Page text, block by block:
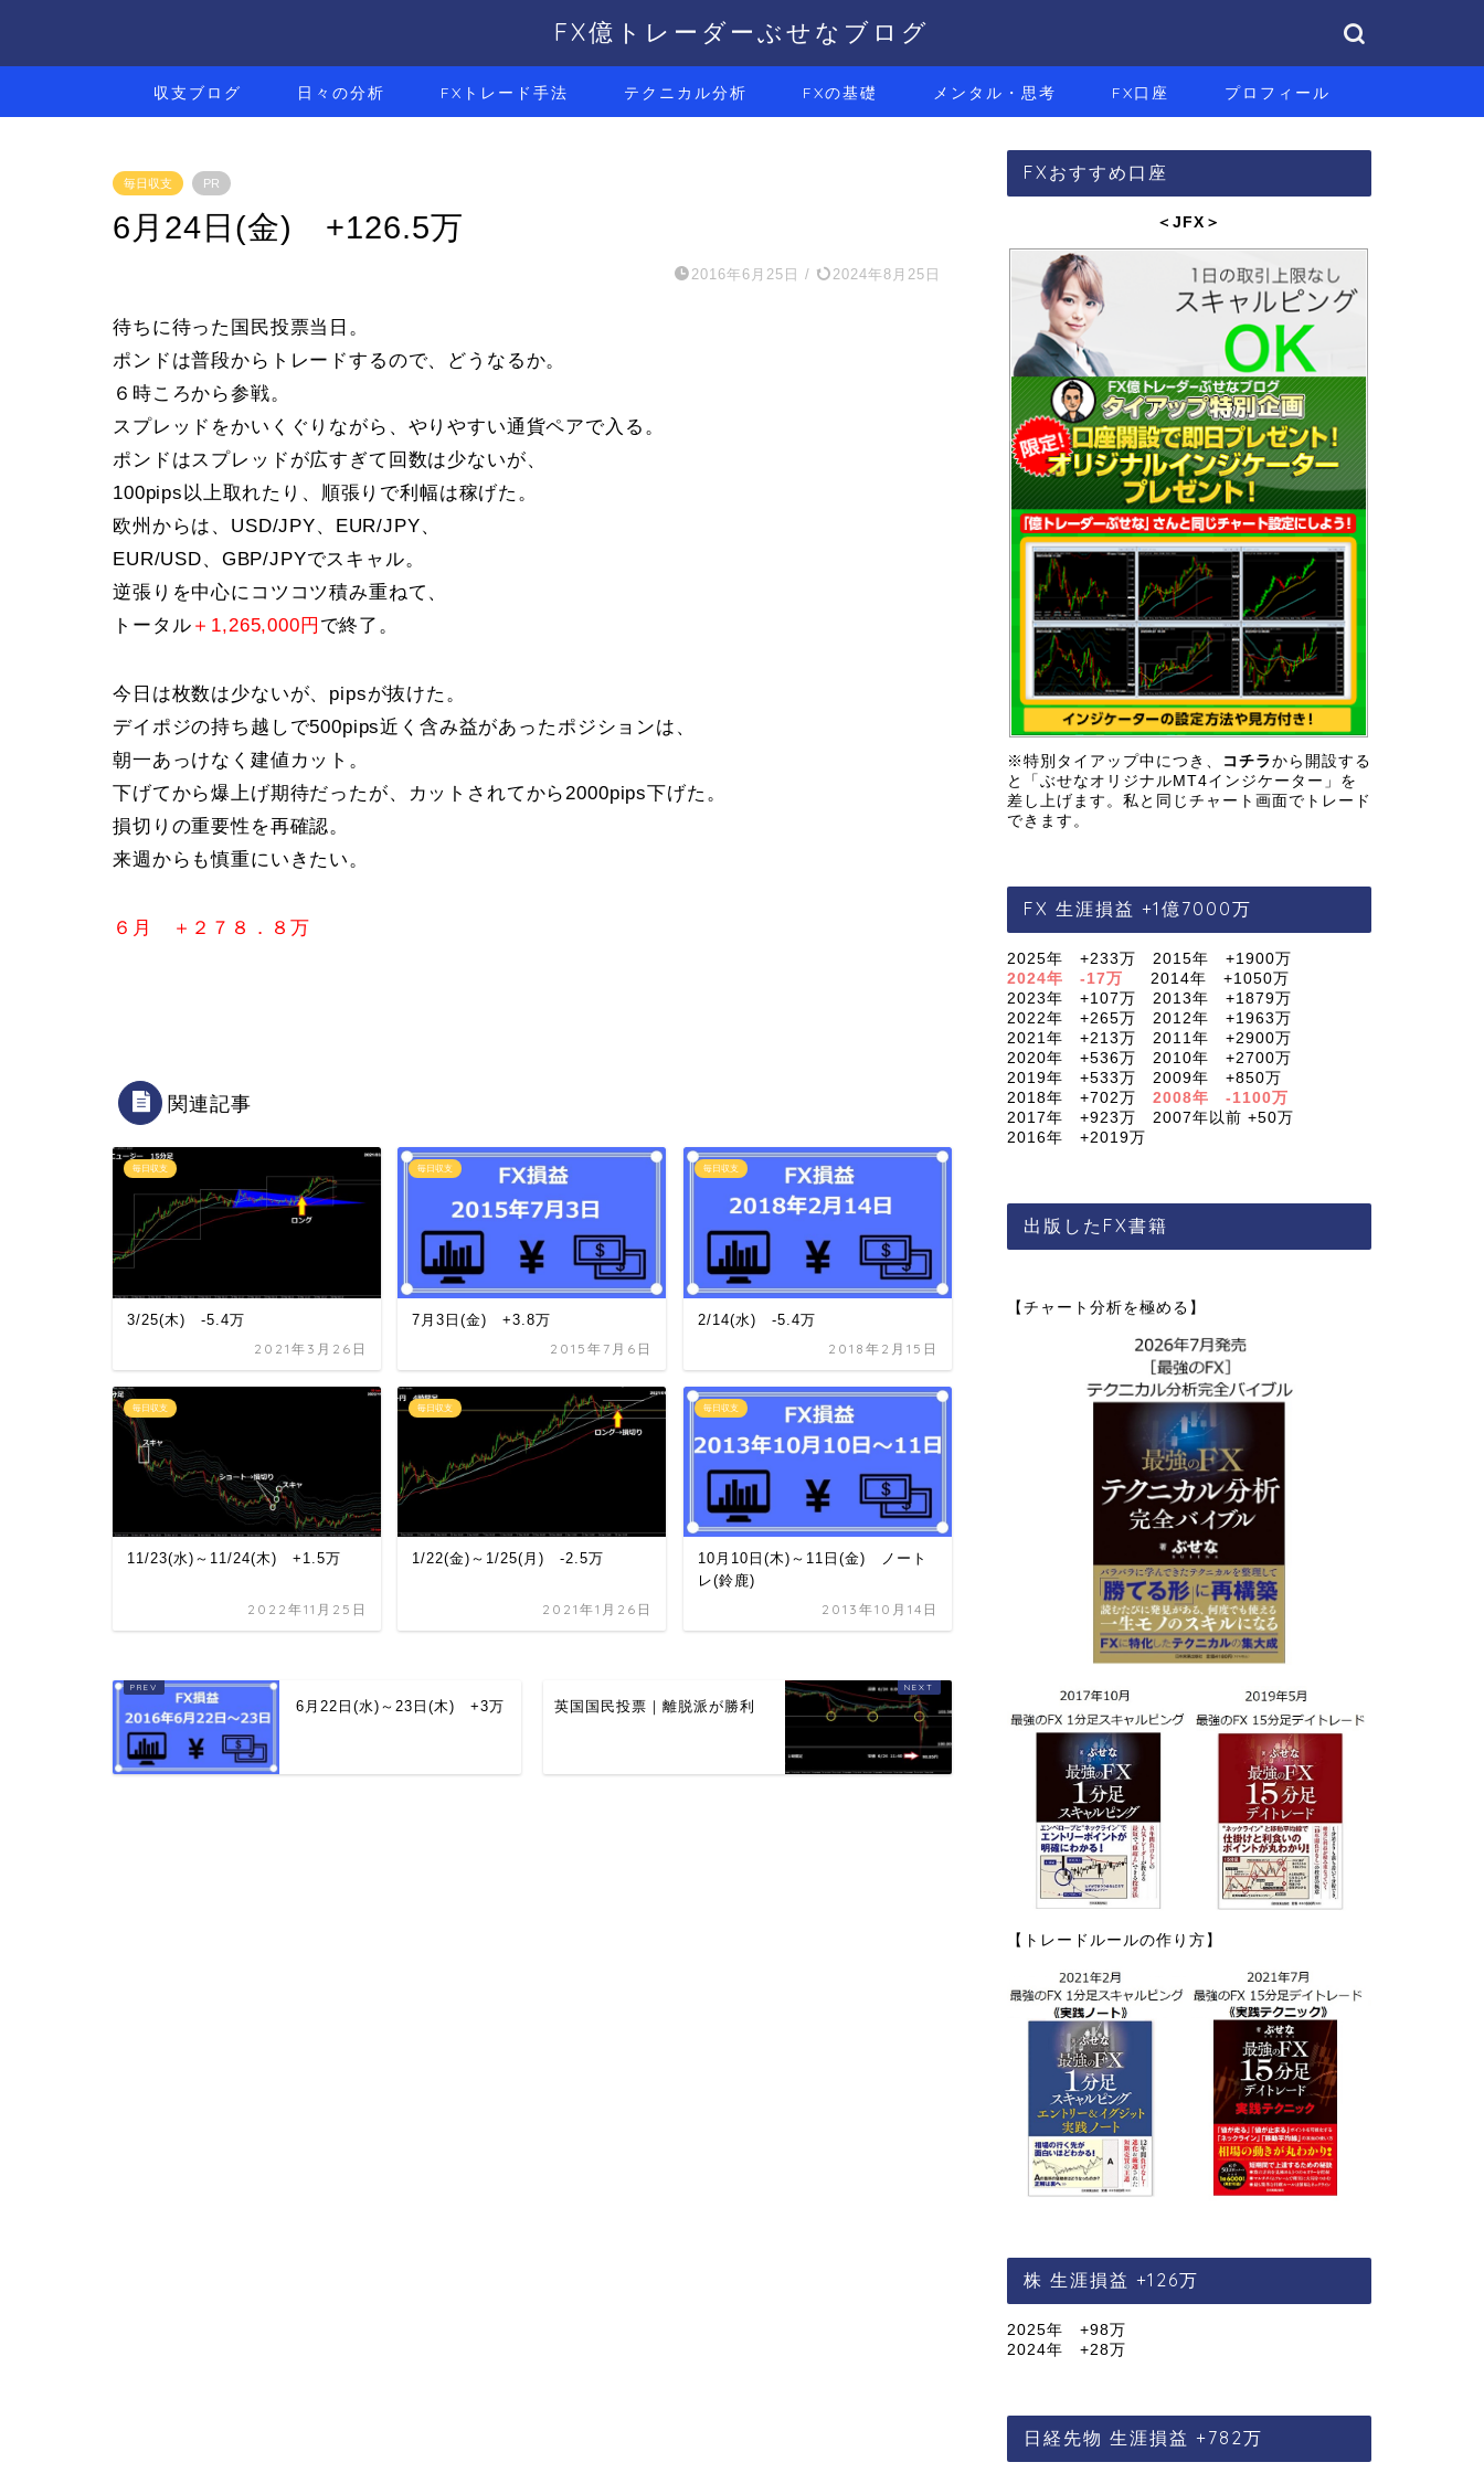
FX億トレーダーぶせなブログ
収支ブログ 日々の分析 FXトレード手法 テクニカル分析 FXの基礎 メンタル・思考 FX口座 プロフィール
毎日収支 PR
6月24日(金) +126.5万
2016年6月25日 / 2024年8月25日
待ちに待った国民投票当日。
ポンドは普段からトレードするので、どうなるか。
６時ころから参戦。
スプレッドをかいくぐりながら、やりやすい通貨ペアで入る。
ポンドはスプレッドが広すぎて回数は少ないが、
100pips以上取れたり、順張りで利幅は稼げた。
欧州からは、USD/JPY、EUR/JPY、
EUR/USD、GBP/JPYでスキャル。
逆張りを中心にコツコツ積み重ねて、
トータル ＋1,265,000円 で終了。
今日は枚数は少ないが、pipsが抜けた。
デイポジの持ち越しで500pips近く含み益があったポジションは、
朝一あっけなく建値カット。
下げてから爆上げ期待だったが、カットされてから2000pips下げた。
損切りの重要性を再確認。
来週からも慎重にいきたい。
６月 ＋２７８．８万
関連記事
毎日収支
3/25(木) -5.4万
2021年3月26日
毎日収支
7月3日(金) +3.8万
2015年7月6日
毎日収支
2/14(水) -5.4万
2018年2月15日
毎日収支
11/23(水)～11/24(木) +1.5万
2022年11月25日
毎日収支
1/22(金)～1/25(月) -2.5万
2021年1月26日
毎日収支
10月10日(木)～11日(金) ノート
レ(鈴鹿)
2013年10月14日
6月22日(水)～23日(木) +3万 英国国民投票｜離脱派が勝利
FXおすすめ口座
＜JFX ＞
※特別タイアップ中につき、 コチラから開設する
と「ぶせなオリジナルMT4インジケーター」を
差し上げます。私と同じチャート画面でトレード
できます。
FX 生涯損益 +1億7000万
2025年 +233万 2015年 +1900万
2024年 -17万
2014年 +1050万
2023年 +107万 2013年 +1879万
2022年 +265万 2012年 +1963万
2021年 +213万 2011年 +2900万
2020年 +536万 2010年 +2700万
2019年 +533万 2009年 +850万
2018年 +702万 2008年 -1100万
2017年 +923万 2007年以前 +50万
2016年 +2019万
出版したFX書籍
【チャート分析を極める】
【トレードルールの作り方】
株 生涯損益 +126万
2025年 +98万
2024年 +28万
日経先物 生涯損益 +782万